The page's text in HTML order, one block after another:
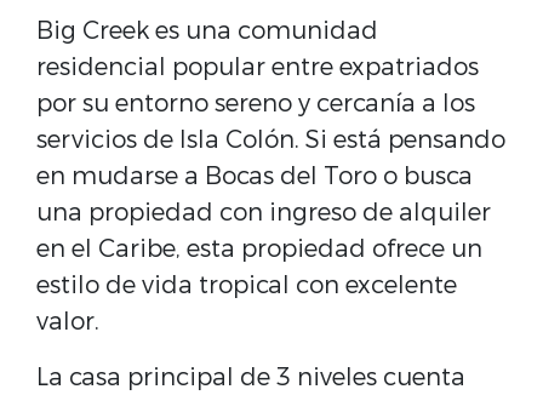
Big Creek es una comunidad
residencial popular entre expatriados
por su entorno sereno y cercanía a los
servicios de Isla Colón. Si está pensando
en mudarse a Bocas del Toro o busca
una propiedad con ingreso de alquiler
en el Caribe, esta propiedad ofrece un
estilo de vida tropical con excelente
valor.
La casa principal de 3 niveles cuenta